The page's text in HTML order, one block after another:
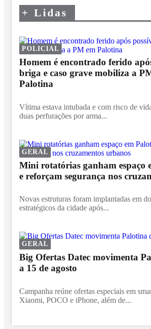
+ Lidas
POLICIAL
Homem é encontrado ferido
briga e caso grave mobiliza a
Palotina
Vítima estava intubada e com risco de
duas perfurações por arma...
GERAL
Mini rotatórias ganham espaço
e reforçam segurança nos
Novas estruturas foram implantadas em
estratégicos da cidade após...
GERAL
Big Ofertas Datec movimenta
a 15 de agosto
Campanha reúne ofertas especiais em
Xiaomi, POCO e iPhone, além de...